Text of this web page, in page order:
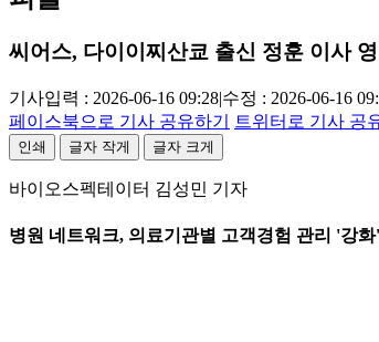
씨어스, 다이이찌산쿄 출신 정훈 이사
기사입력 : 2026-06-16 09:28|수정 : 2026-06-16
페이스북으로 기사 공유하기
트위터로 기사 공
인쇄 글자 작게 글자 크게
바이오스펙테이터 김성민 기자
병원 네트워크, 의료기관별 고객경험 관리 '강